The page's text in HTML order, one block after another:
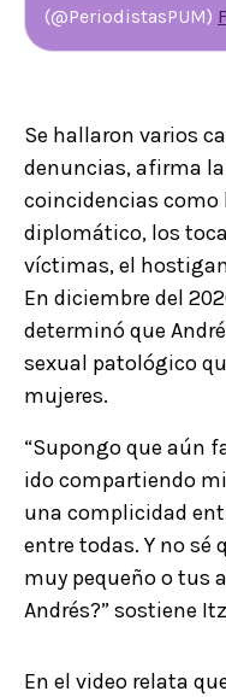
(@PeriodistasPUM)
Se hallaron varios
denuncias, afirma
coincidencias como
diplomático, los
víctimas, el
En diciembre del
determinó que
sexual patológico
mujeres.
“Supongo que aún
ido compartiendo
una complicidad
entre todas. Y no sé
muy pequeño o tus
Andrés?” sostiene
En el video relata